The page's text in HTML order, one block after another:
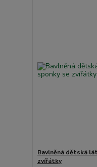
Bavlněná dětská
zvířátky